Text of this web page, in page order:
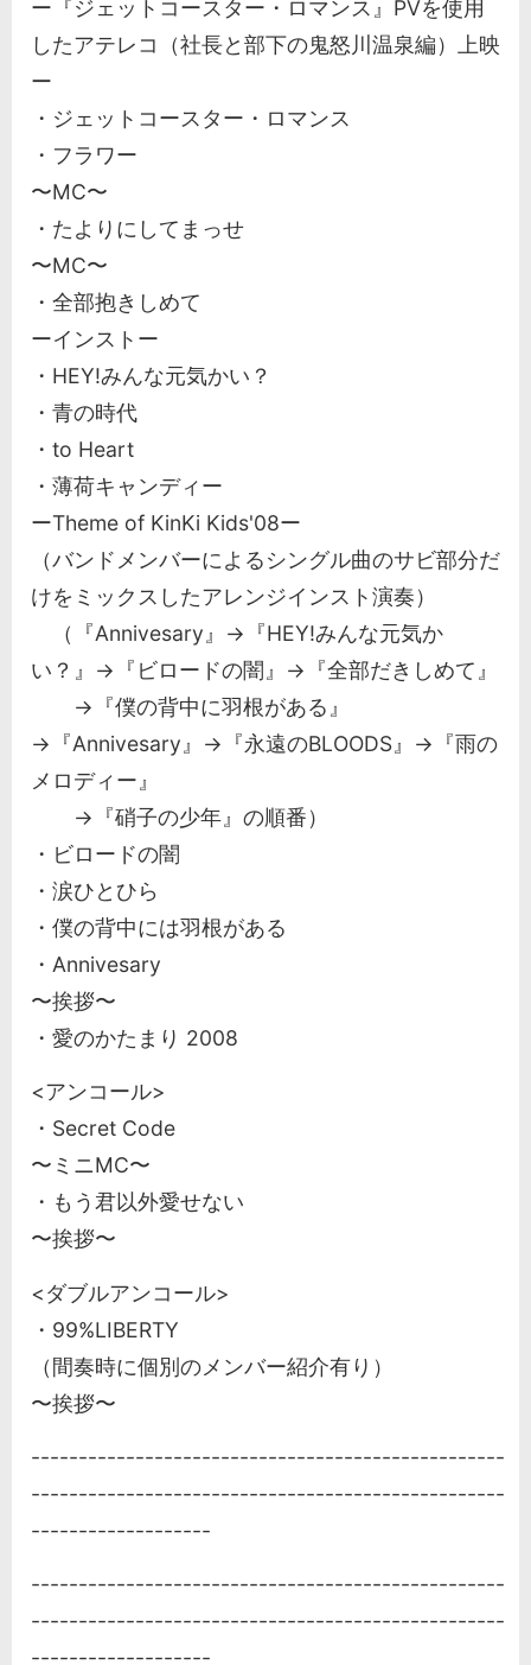
ー『ジェットコースター・ロマンス』PVを使用
したアテレコ（社長と部下の鬼怒川温泉編）上映
ー
・ジェットコースター・ロマンス
・フラワー
〜MC〜
・たよりにしてまっせ
〜MC〜
・全部抱きしめて
ーインストー
・HEY!みんな元気かい？
・青の時代
・to Heart
・薄荷キャンディー
ーTheme of KinKi Kids'08ー
（バンドメンバーによるシングル曲のサビ部分だ
けをミックスしたアレンジインスト演奏）
（『Annivesary』→『HEY!みんな元気か
い？』→『ビロードの闇』→『全部だきしめて』
→『僕の背中に羽根がある』
→『Annivesary』→『永遠のBLOODS』→『雨の
メロディー』
→『硝子の少年』の順番）
・ビロードの闇
・涙ひとひら
・僕の背中には羽根がある
・Annivesary
〜挨拶〜
・愛のかたまり 2008
<アンコール>
・Secret Code
〜ミニMC〜
・もう君以外愛せない
〜挨拶〜
<ダブルアンコール>
・99%LIBERTY
（間奏時に個別のメンバー紹介有り）
〜挨拶〜
--------------------------------------------------
--------------------------------------------------
-------------------
--------------------------------------------------
--------------------------------------------------
-------------------